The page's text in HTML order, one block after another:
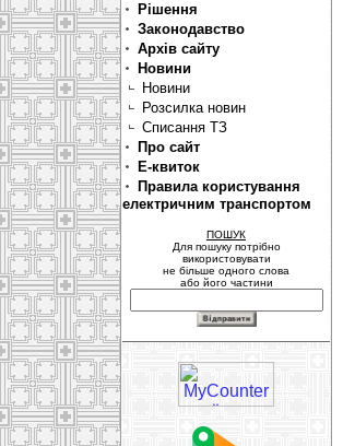
Рішення
Законодавство
Архів сайту
Новини
Новини
Розсилка новин
Списання ТЗ
Про сайт
Е-квиток
Правила користування
електричним транспортом
ПОШУК
Для пошуку потрібно
використовувати
не більше одного слова
або його частини